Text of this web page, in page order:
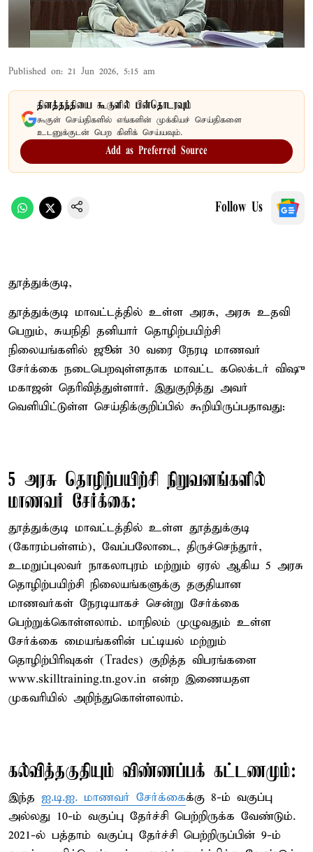
Published on: 21 Jun 2026, 5:15 am
தினத்தந்தியை கூகுளில் பின்தொடரவும்
கூகுள் செய்திகளில் எங்களின் முக்கியச் செய்திகளை
உடனுக்குடன் பெற கிளிக் செய்யவும்.
Add as Preferred Source
Follow Us
தூத்துக்குடி,
தூத்துக்குடி மாவட்டத்தில் உள்ள அரசு, அரசு உதவி
பெறும், சுயநிதி தனியார் தொழிற்பயிற்சி
நிலையங்களில் ஜூன் 30 வரை நேரடி மாணவர்
சேர்க்கை நடைபெறவுள்ளதாக மாவட்ட கலெக்டர் விஷு
மகாஜன் தெரிவித்துள்ளார். இதுகுறித்து அவர்
வெளியிட்டுள்ள செய்திக்குறிப்பில் கூறியிருப்பதாவது:
5 அரசு தொழிற்பயிற்சி நிறுவனங்களில்
மாணவர் சேர்க்கை:
தூத்துக்குடி மாவட்டத்தில் உள்ள தூத்துக்குடி
(கோரம்பள்ளம்), வேப்பலோடை, திருச்செந்தூர்,
உமறுப்புலவர் நாகலாபுரம் மற்றும் ஏரல் ஆகிய 5 அரசு
தொழிற்பயிற்சி நிலையங்களுக்கு தகுதியான
மாணவர்கள் நேரடியாகச் சென்று சேர்க்கை
பெற்றுக்கொள்ளலாம். மாநிலம் முழுவதும் உள்ள
சேர்க்கை மையங்களின் பட்டியல் மற்றும்
தொழிற்பிரிவுகள் (Trades) குறித்த விபரங்களை
www.skilltraining.tn.gov.in என்ற இணையதள
முகவரியில் அறிந்துகொள்ளலாம்.
கல்வித்தகுதியும் விண்ணப்பக் கட்டணமும்:
இந்த ஐ.டி.ஐ. மாணவர் சேர்க்கைக்கு 8-ம் வகுப்பு
அல்லது 10-ம் வகுப்பு தேர்ச்சி பெற்றிருக்க வேண்டும்.
2021-ல் பத்தாம் வகுப்பு தேர்ச்சி பெற்றிருப்பின் 9-ம்